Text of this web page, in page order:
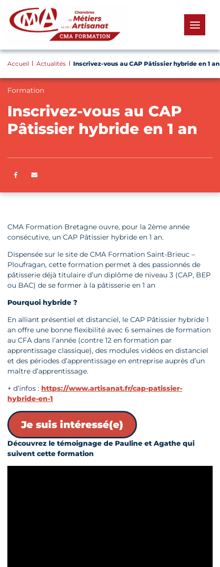
menu
Accueil Actualités Inscrivez-vous au CAP Pâtissier hybride en 1 an
Formation
Inscrivez-vous au CAP
Pâtissier hybride en 1 an
Partager sur Facebook
CMA Formation Bretagne ouvre, pour la 2ème année
consécutive, un CAP Pâtissier hybride en 1 an.
Dispensée sur le site de CMA Formation Saint-Brieuc –
Ploufragan, cette formation permet à des passionnés de
pâtisserie déjà titulaire d’un diplôme de niveau 3 (CAP, BEP
ou BAC) de se former à la pâtisserie en 1 an
Pourquoi hybride ?
En alliant présentiel et distanciel, le CAP Pâtissier hybride 1
an offre une bonne flexibilité avec 6 semaines de formation
au CFA dans l’année (contre 12 en formation par
apprentissage classique), des modules vidéos en distanciel
et des périodes d’apprentissage en entreprise auprès d’un
maître d’apprentissage.
+ d’infos : https://www.artisanat.fr/cap-patissier-
hybride-en-1
Je suis intéressé(e)
Découvrez le témoignage de Pauline et Agathe qui
suivent cette formation